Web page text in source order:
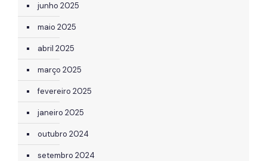
junho 2025
maio 2025
abril 2025
março 2025
fevereiro 2025
janeiro 2025
outubro 2024
setembro 2024